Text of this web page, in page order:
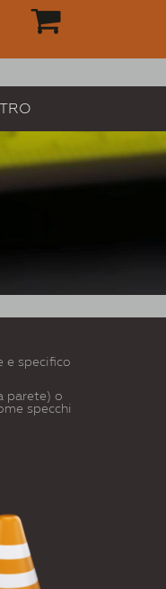
e specifico
parete) o
specchi